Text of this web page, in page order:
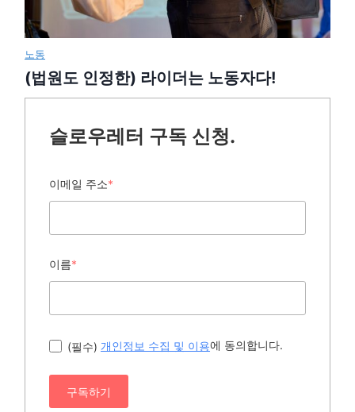
노동
(법원도 인정한) 라이더는 노동자다!
슬로우레터 구독 신청.
이메일 주소*
이름*
(필수) 개인정보 수집 및 이용에 동의합니다.
구독하기